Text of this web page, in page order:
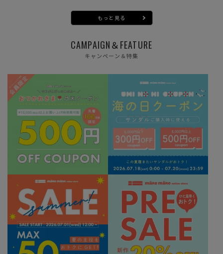
もっと見る
CAMPAIGN＆FEATURE
キャンペーン＆特集